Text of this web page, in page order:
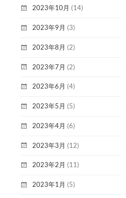
2023年10月 (14)
2023年9月 (3)
2023年8月 (2)
2023年7月 (2)
2023年6月 (4)
2023年5月 (5)
2023年4月 (6)
2023年3月 (12)
2023年2月 (11)
2023年1月 (5)